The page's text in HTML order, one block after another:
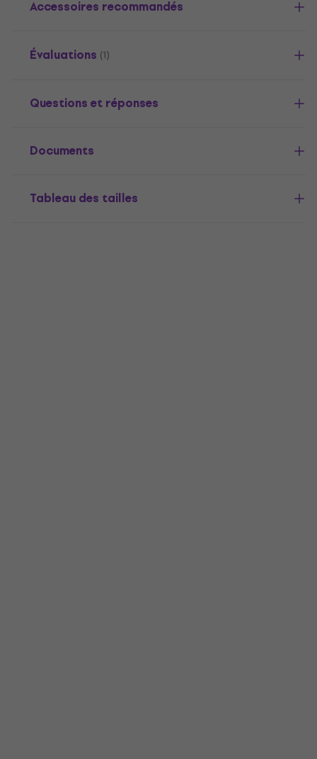
Accessoires recommandés
Évaluations (1)
Questions et réponses
Documents
Tableau des tailles